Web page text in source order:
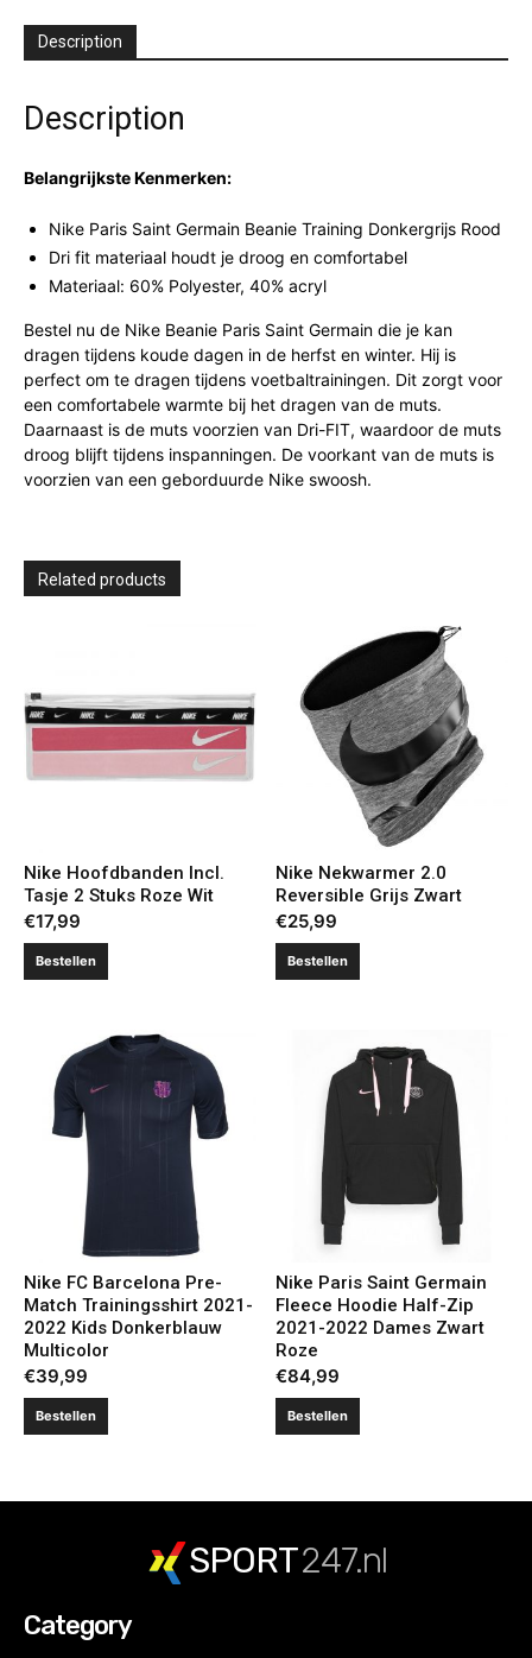
Description
Description
Belangrijkste Kenmerken:
Nike Paris Saint Germain Beanie Training Donkergrijs Rood
Dri fit materiaal houdt je droog en comfortabel
Materiaal: 60% Polyester, 40% acryl
Bestel nu de Nike Beanie Paris Saint Germain die je kan
dragen tijdens koude dagen in de herfst en winter. Hij is
perfect om te dragen tijdens voetbaltrainingen. Dit zorgt voor
een comfortabele warmte bij het dragen van de muts.
Daarnaast is de muts voorzien van Dri-FIT, waardoor de muts
droog blijft tijdens inspanningen. De voorkant van de muts is
voorzien van een geborduurde Nike swoosh.
Related products
Nike Hoofdbanden Incl.
Tasje 2 Stuks Roze Wit
€17,99
Bestellen
Nike Nekwarmer 2.0
Reversible Grijs Zwart
€25,99
Bestellen
Nike FC Barcelona Pre-
Match Trainingsshirt 2021-
2022 Kids Donkerblauw
Multicolor
€39,99
Bestellen
Nike Paris Saint Germain
Fleece Hoodie Half-Zip
2021-2022 Dames Zwart
Roze
€84,99
Bestellen
SPORT247.nl
Category